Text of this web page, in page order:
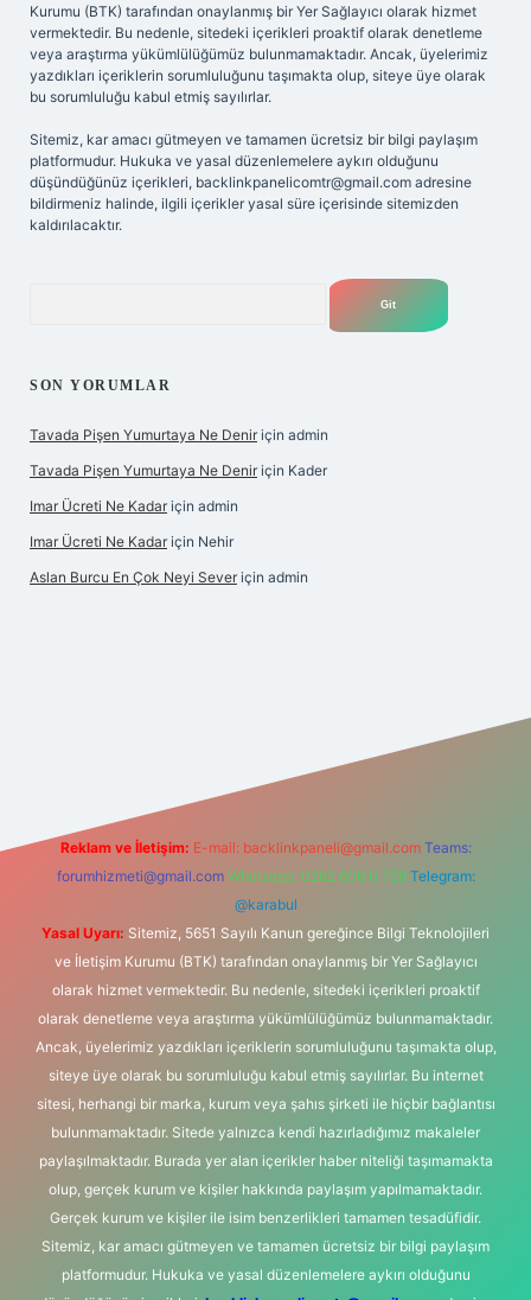
Kurumu (BTK) tarafından onaylanmış bir Yer Sağlayıcı olarak hizmet
vermektedir. Bu nedenle, sitedeki içerikleri proaktif olarak denetleme
veya araştırma yükümlülüğümüz bulunmamaktadır. Ancak, üyelerimiz
yazdıkları içeriklerin sorumluluğunu taşımakta olup, siteye üye olarak
bu sorumluluğu kabul etmiş sayılırlar.
Sitemiz, kar amacı gütmeyen ve tamamen ücretsiz bir bilgi paylaşım
platformudur. Hukuka ve yasal düzenlemelere aykırı olduğunu
düşündüğünüz içerikleri, backlinkpanelicomtr@gmail.com adresine
bildirmeniz halinde, ilgili içerikler yasal süre içerisinde sitemizden
kaldırılacaktır.
SON YORUMLAR
Tavada Pişen Yumurtaya Ne Denir için admin
Tavada Pişen Yumurtaya Ne Denir için Kader
Imar Ücreti Ne Kadar için admin
Imar Ücreti Ne Kadar için Nehir
Aslan Burcu En Çok Neyi Sever için admin
elexbetgiris.org
Reklam ve İletişim: E-mail: backlinkpaneli@gmail.com Teams:
forumhizmeti@gmail.com Whatsapp: 0262 606 0 726 Telegram:
@karabul
Yasal Uyarı: Sitemiz, 5651 Sayılı Kanun gereğince Bilgi Teknolojileri
ve İletişim Kurumu (BTK) tarafından onaylanmış bir Yer Sağlayıcı
olarak hizmet vermektedir. Bu nedenle, sitedeki içerikleri proaktif
olarak denetleme veya araştırma yükümlülüğümüz bulunmamaktadır.
Ancak, üyelerimiz yazdıkları içeriklerin sorumluluğunu taşımakta olup,
siteye üye olarak bu sorumluluğu kabul etmiş sayılırlar. Bu internet
sitesi, herhangi bir marka, kurum veya şahıs şirketi ile hiçbir bağlantısı
bulunmamaktadır. Sitede yalnızca kendi hazırladığımız makaleler
paylaşılmaktadır. Burada yer alan içerikler haber niteliği taşımamakta
olup, gerçek kurum ve kişiler hakkında paylaşım yapılmamaktadır.
Gerçek kurum ve kişiler ile isim benzerlikleri tamamen tesadüfidir.
Sitemiz, kar amacı gütmeyen ve tamamen ücretsiz bir bilgi paylaşım
platformudur. Hukuka ve yasal düzenlemelere aykırı olduğunu